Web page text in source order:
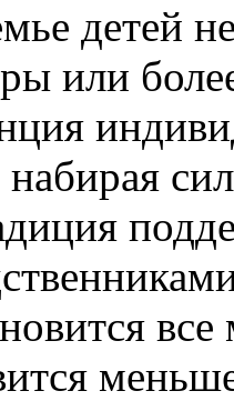
детей
или